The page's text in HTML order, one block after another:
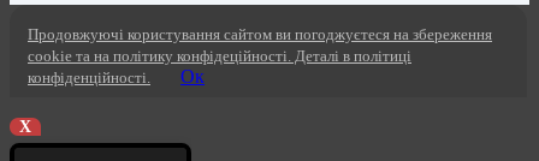
Продовжуючі користування сайтом ви погоджуєтеся на збереження
cookie та на політику конфідеційності. Деталі в політиці
конфіденційності.
Ок
X